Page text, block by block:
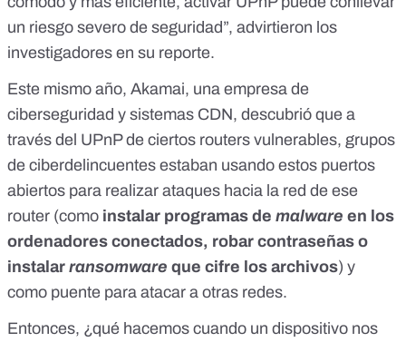
un riesgo severo de seguridad”, advirtieron los
investigadores en su reporte.
Este mismo año, Akamai, una empresa de
ciberseguridad y sistemas CDN, descubrió que a
través del UPnP de ciertos routers vulnerables, grupos
de ciberdelincuentes estaban usando estos puertos
abiertos para realizar ataques hacia la red de ese
router (como instalar programas de malware en los
ordenadores conectados, robar contraseñas o
instalar ransomware que cifre los archivos) y
como puente para atacar a otras redes.
Entonces, ¿qué hacemos cuando un dispositivo nos